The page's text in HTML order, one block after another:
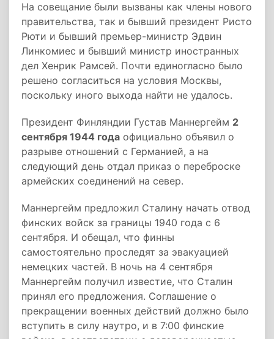
На совещание были вызваны как члены нового
правительства, так и бывший президент Ристо
Рюти и бывший премьер-министр Эдвин
Линкомиес и бывший министр иностранных
дел Хенрик Рамсей. Почти единогласно было
решено согласиться на условия Москвы,
поскольку иного выхода найти не удалось.
Президент Финляндии Густав Маннергейм 2
сентября 1944 года официально объявил о
разрыве отношений с Германией, а на
следующий день отдал приказ о переброске
армейских соединений на север.
Маннергейм предложил Сталину начать отвод
финских войск за границы 1940 года с 6
сентября. И обещал, что финны
самостоятельно проследят за эвакуацией
немецких частей. В ночь на 4 сентября
Маннергейм получил известие, что Сталин
принял его предложения. Соглашение о
прекращении военных действий должно было
вступить в силу наутро, и в 7:00 финские